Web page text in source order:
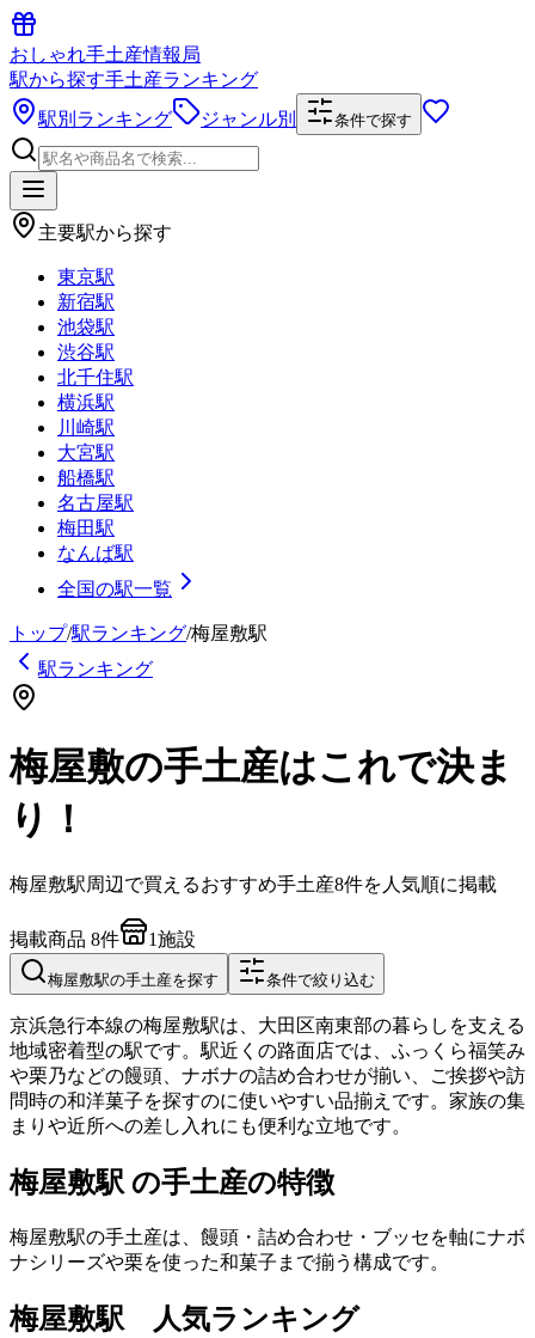
おしゃれ手土産情報局
駅から探す手土産ランキング
駅別ランキング
ジャンル別 条件で探す
主要駅から探す
東京駅
新宿駅
池袋駅
渋谷駅
北千住駅
横浜駅
川崎駅
大宮駅
船橋駅
名古屋駅
梅田駅
なんば駅
全国の駅一覧
トップ/駅ランキング/梅屋敷駅
駅ランキング
梅屋敷の手土産はこれで決ま
り！
梅屋敷駅周辺で買えるおすすめ手土産8件を人気順に掲載
掲載商品 8件 1施設
梅屋敷駅の手土産を探す 条件で絞り込む
京浜急行本線の梅屋敷駅は、大田区南東部の暮らしを支える
地域密着型の駅です。駅近くの路面店では、ふっくら福笑み
や栗乃などの饅頭、ナボナの詰め合わせが揃い、ご挨拶や訪
問時の和洋菓子を探すのに使いやすい品揃えです。家族の集
まりや近所への差し入れにも便利な立地です。
梅屋敷駅 の手土産の特徴
梅屋敷駅の手土産は、饅頭・詰め合わせ・ブッセを軸にナボ
ナシリーズや栗を使った和菓子まで揃う構成です。
梅屋敷駅 人気ランキング